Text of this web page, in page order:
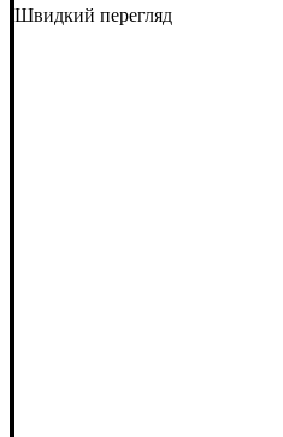
Швидкий перегляд